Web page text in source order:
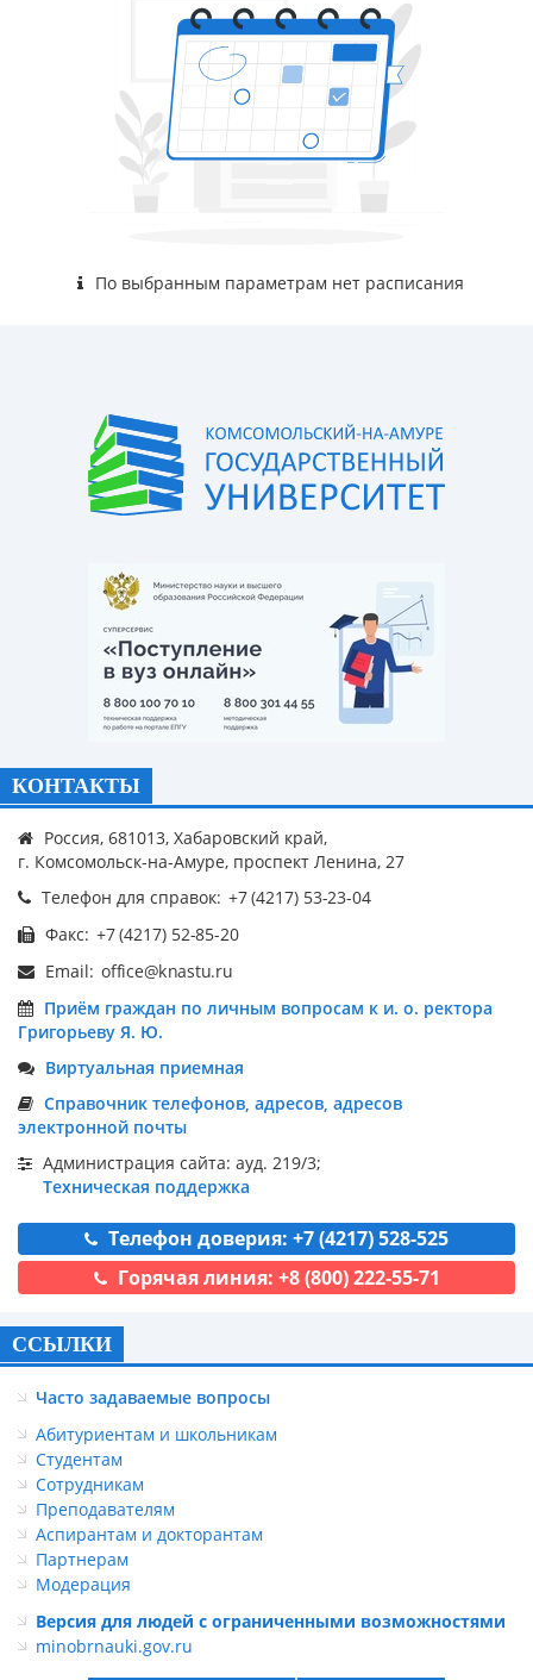
По выбранным параметрам нет расписания
КОНТАКТЫ
Россия, 681013, Хабаровский край,
г. Комсомольск-на-Амуре, проспект Ленина, 27
Телефон для справок:
Факс:
Email:
Приём граждан по личным вопросам к и. о. ректора
Григорьеву Я. Ю.
Виртуальная приемная
Справочник телефонов, адресов, адресов
электронной почты
Администрация сайта: ауд. 219/3;
Техническая поддержка
Телефон доверия: +7 (4217) 528-525
Горячая линия: +8 (800) 222-55-71
ССЫЛКИ
Часто задаваемые вопросы
Абитуриентам и школьникам
Студентам
Сотрудникам
Преподавателям
Аспирантам и докторантам
Партнерам
Модерация
Версия для людей с ограниченными возможностями
minobrnauki.gov.ru